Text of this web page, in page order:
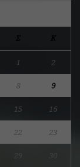
Σ Κ
1 2
8 9
15 16
22 23
29